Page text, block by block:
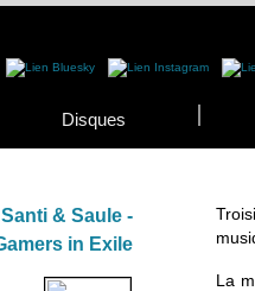
Disques
& Saule -
in Exile
La